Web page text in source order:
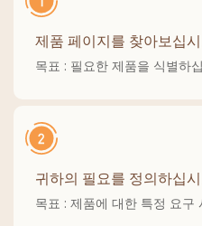
제품 페이지를 찾아보십
목표 : 필요한 제품을 식별하
귀하의 필요를 정의하십
목표 : 제품에 대한 특정 요구